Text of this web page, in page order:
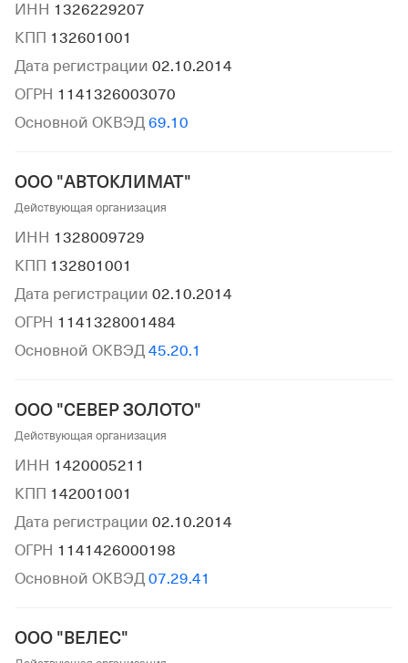
ИНН 1326229207
КПП 132601001
Дата регистрации 02.10.2014
ОГРН 1141326003070
Основной ОКВЭД 69.10
ООО "АВТОКЛИМАТ"
Действующая организация
ИНН 1328009729
КПП 132801001
Дата регистрации 02.10.2014
ОГРН 1141328001484
Основной ОКВЭД 45.20.1
ООО "СЕВЕР ЗОЛОТО"
Действующая организация
ИНН 1420005211
КПП 142001001
Дата регистрации 02.10.2014
ОГРН 1141426000198
Основной ОКВЭД 07.29.41
ООО "ВЕЛЕС"